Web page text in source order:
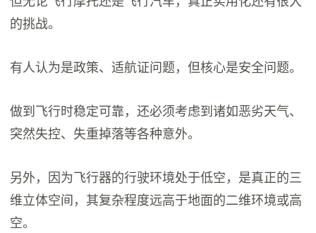
的挑战。
有人认为是政策、适航证问题，但核心是安全问题。
做到飞行时稳定可靠，还必须考虑到诸如恶劣天气、
突然失控、失重掉落等各种意外。
另外，因为飞行器的行驶环境处于低空，是真正的三
维立体空间，其复杂程度远高于地面的二维环境或高
空。